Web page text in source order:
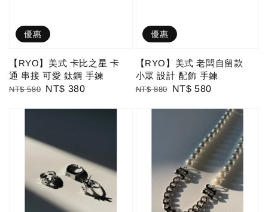
優惠
【RYO】美式 卡比之星 卡
通 串接 可愛 鈦鋼 手鍊
Regular
NT$ 580 Sale
NT$ 380
優惠
【RYO】美式 老闆自留款
小眾 設計 配飾 手鍊
Regular
NT$ 880
Sale
NT$ 580